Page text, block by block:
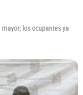
los ocupantes ya